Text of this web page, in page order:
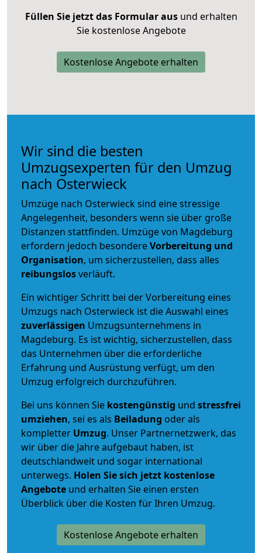
Füllen Sie jetzt das Formular ausund erhalten
Sie kostenlose Angebote
Kostenlose Angebote erhalten
Wir sind die besten
Umzugsexperten für den Umzug
nach Osterwieck
Umzüge nach Osterwieck sind eine stressige
Angelegenheit, besonders wenn sie über große
Distanzen stattfinden. Umzüge von Magdeburg
erfordern jedoch besondereVorbereitung und
Organisation, um sicherzustellen, dass alles
reibungslosverläuft.
Ein wichtiger Schritt bei der Vorbereitung eines
Umzugs nach Osterwieck ist die Auswahl eines
zuverlässigen Umzugsunternehmens in
Magdeburg. Es ist wichtig, sicherzustellen, dass
das Unternehmen über die erforderliche
Erfahrung und Ausrüstung verfügt, um den
Umzug erfolgreich durchzuführen.
Bei uns können Sie kostengünstig und stressfrei
umziehen, sei es als Beiladung oder als
kompletter Umzug. Unser Partnernetzwerk, das
wir über die Jahre aufgebaut haben, ist
deutschlandweit und sogar international
unterwegs. Holen Sie sich jetzt kostenlose
Angebote und erhalten Sie einen ersten
Überblick über die Kosten für Ihren Umzug.
Kostenlose Angebote erhalten